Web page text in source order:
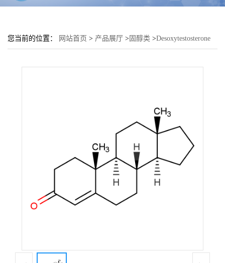
您当前的位置： 网站首页 > 产品展厅 > 固醇类 >Desoxytestosterone